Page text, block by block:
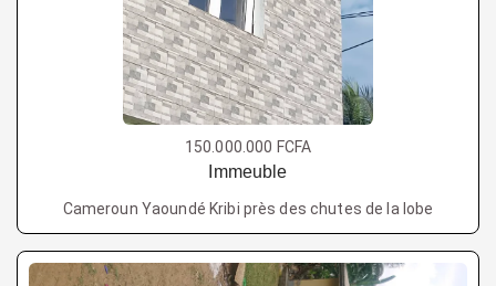
150.000.000 FCFA
Immeuble
Cameroun Yaoundé Kribi près des chutes de la lobe